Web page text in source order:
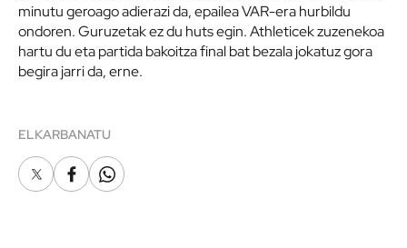
minutu geroago adierazi da, epailea VAR-era hurbildu
ondoren. Guruzetak ez du huts egin. Athleticek zuzenekoa
hartu du eta partida bakoitza final bat bezala jokatuz gora
begira jarri da, erne.
ELKARBANATU
X FacebookWhatsapp